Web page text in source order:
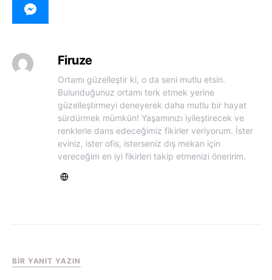
Firuze
Ortamı güzelleştir ki, o da seni mutlu etsin.
Bulunduğunuz ortamı terk etmek yerine
güzelleştirmeyi deneyerek daha mutlu bir hayat
sürdürmek mümkün! Yaşamınızı iyileştirecek ve
renklerle dans edeceğimiz fikirler veriyorum. İster
eviniz, ister ofis, isterseniz dış mekan için
vereceğim en iyi fikirleri takip etmenizi öneririm.
BIR YANIT YAZIN